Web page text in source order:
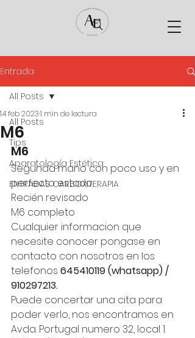
Entrada
All Posts
Tips
Aparatología Estética
ENTRADAS CARBOXITERAPIA
All Posts
M6
14 feb 20231 min de lectura
M6
Segunda mano con poco uso y en
perfecto estado.
Recién revisado
M6 completo
Cualquier informacion que
necesite conocer pongase en
contacto con nosotros en los
telefonos 645410119 (whatsapp) /
910297213.
Puede concertar una cita para
poder verlo, nos encontramos en
Avda. Portugal numero 32, local 1.